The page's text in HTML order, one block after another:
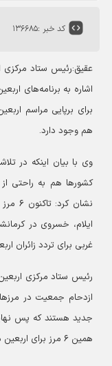
کد خبر :۱۳۶۶۸۵
عقیق:رئیس ستاد مرکزی
برای برپایی مراسم
هم وجود دارد.
وی با بیان اینکه در
کشورها هم به راحتی از
نشان
ایلام، خسروی در
غربی برای تردد زائران
رئیس ستاد مرکزی اربعین
ازدحام جمعیت در مرزها،
جدید هستند که پس
همین ۶ مرز برای اربعین در خدمت زائران حسینی خواهد بود.